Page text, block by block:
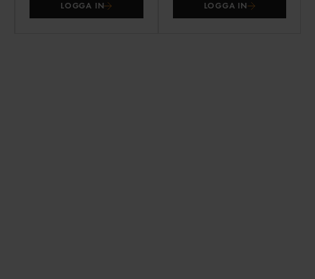
LOGGA IN LOGGA IN